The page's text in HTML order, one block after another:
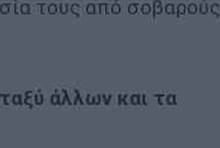
τους από σοβαρούς
άλλων και τα